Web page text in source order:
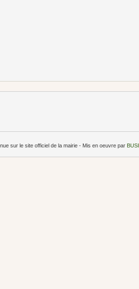
sur le site officiel de la mairie - Mis en oeuvre par